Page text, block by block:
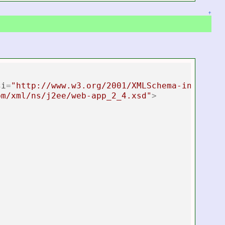
↑
="http://www.w3.org/2001/XMLSchema-
ns/j2ee/web-app_2_4.xsd">